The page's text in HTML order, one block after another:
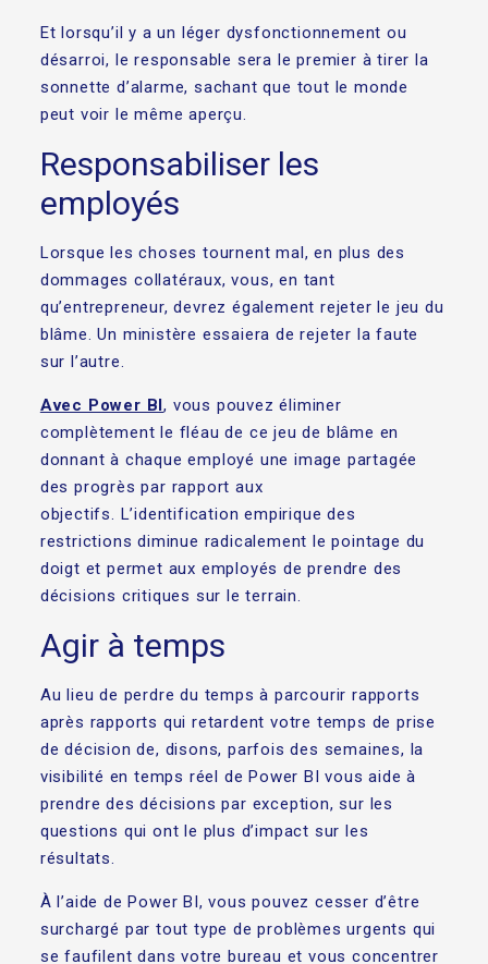
Et lorsqu’il y a un léger dysfonctionnement ou
désarroi, le responsable sera le premier à tirer la
sonnette d’alarme, sachant que tout le monde
peut voir le même aperçu.
Responsabiliser les
employés
Lorsque les choses tournent mal, en plus des
dommages collatéraux, vous, en tant
qu’entrepreneur, devrez également rejeter le jeu du
blâme. Un ministère essaiera de rejeter la faute
sur l’autre.
Avec Power BI, vous pouvez éliminer
complètement le fléau de ce jeu de blâme en
donnant à chaque employé une image partagée
des progrès par rapport aux
objectifs. L’identification empirique des
restrictions diminue radicalement le pointage du
doigt et permet aux employés de prendre des
décisions critiques sur le terrain.
Agir à temps
Au lieu de perdre du temps à parcourir rapports
après rapports qui retardent votre temps de prise
de décision de, disons, parfois des semaines, la
visibilité en temps réel de Power BI vous aide à
prendre des décisions par exception, sur les
questions qui ont le plus d’impact sur les
résultats.
À l’aide de Power BI, vous pouvez cesser d’être
surchargé par tout type de problèmes urgents qui
se faufilent dans votre bureau et vous concentrer